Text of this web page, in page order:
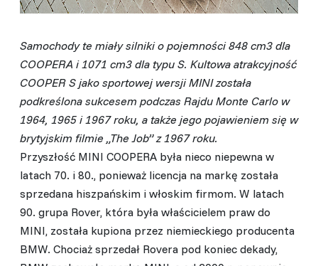
Samochody te miały silniki o pojemności 848 cm3 dla
COOPERA i 1071 cm3 dla typu S. Kultowa atrakcyjność
COOPER S jako sportowej wersji MINI została
podkreślona sukcesem podczas Rajdu Monte Carlo w
1964, 1965 i 1967 roku, a także jego pojawieniem się w
brytyjskim filmie „The Job” z 1967 roku.
Przyszłość MINI COOPERA była nieco niepewna w
latach 70. i 80., ponieważ licencja na markę została
sprzedana hiszpańskim i włoskim firmom. W latach
90. grupa Rover, która była właścicielem praw do
MINI, została kupiona przez niemieckiego producenta
BMW. Chociaż sprzedał Rovera pod koniec dekady,